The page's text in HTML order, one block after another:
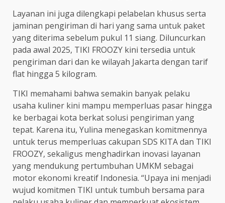
Layanan ini juga dilengkapi pelabelan khusus serta
jaminan pengiriman di hari yang sama untuk paket
yang diterima sebelum pukul 11 siang. Diluncurkan
pada awal 2025, TIKI FROOZY kini tersedia untuk
pengiriman dari dan ke wilayah Jakarta dengan tarif
flat hingga 5 kilogram.
TIKI memahami bahwa semakin banyak pelaku
usaha kuliner kini mampu memperluas pasar hingga
ke berbagai kota berkat solusi pengiriman yang
tepat. Karena itu, Yulina menegaskan komitmennya
untuk terus memperluas cakupan SDS KITA dan TIKI
FROOZY, sekaligus menghadirkan inovasi layanan
yang mendukung pertumbuhan UMKM sebagai
motor ekonomi kreatif Indonesia. “Upaya ini menjadi
wujud komitmen TIKI untuk tumbuh bersama para